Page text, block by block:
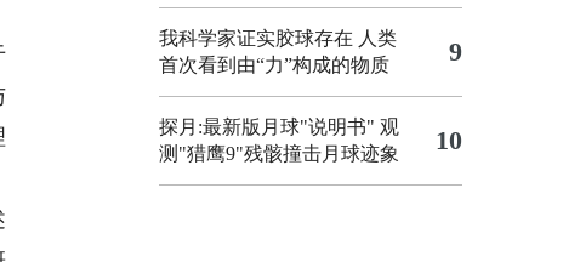
我科学家证实胶球存在 人类
首次看到由“力”构成的物质
9
探月:最新版月球"说明书" 观
测"猎鹰9"残骸撞击月球迹象
10